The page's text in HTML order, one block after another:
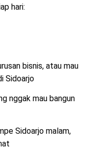
hari:
bisnis, atau mau
Sidoarjo
nggak mau bangun
Sidoarjo malam,